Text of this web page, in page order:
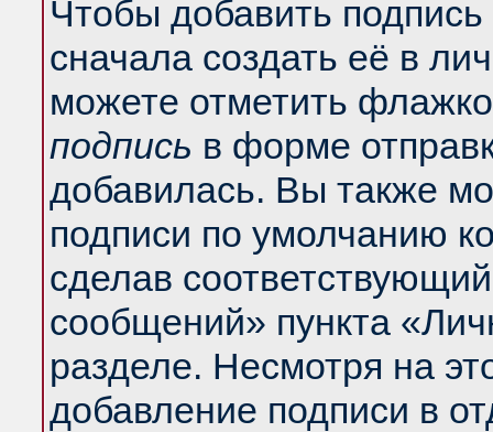
Чтобы добавить
сначала создать её в
можете отметить
подпись в форме
добавилась. Вы также
подписи по умолчанию
сделав
сообщений» пункта
разделе. Несмотря на
добавление подписи в